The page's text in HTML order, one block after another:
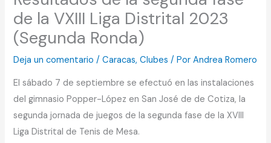
de la VXIII Liga Distrital 2023
(Segunda Ronda)
Deja un comentario /Caracas,Clubes / PorAndrea Romero
El sábado 7 de septiembre se efectuó en las instalaciones
del gimnasio Popper-López en San José de de Cotiza, la
segunda jornada de juegos de la segunda fase de la XVIII
Liga Distrital de Tenis de Mesa.